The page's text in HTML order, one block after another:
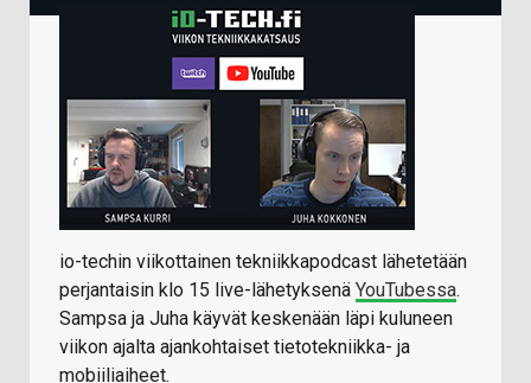
io-techin viikottainen tekniikkapodcast lähetetään
perjantaisin klo 15 live-lähetyksenä YouTubessa.
Sampsa ja Juha käyvät keskenään läpi kuluneen
viikon ajalta ajankohtaiset tietotekniikka- ja
mobiiliaiheet.